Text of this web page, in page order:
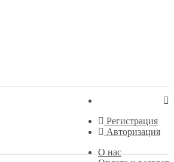
Регистрация
Авторизация
О нас